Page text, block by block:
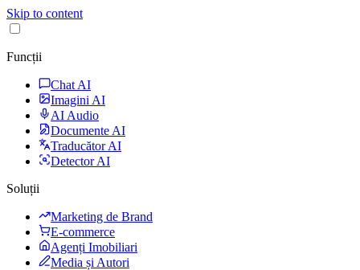
Skip to content
Funcții
Chat AI
Imagini AI
AI Audio
Documente AI
Traducător AI
Detector AI
Soluții
Marketing de Brand
E-commerce
Agenți Imobiliari
Media și Autori